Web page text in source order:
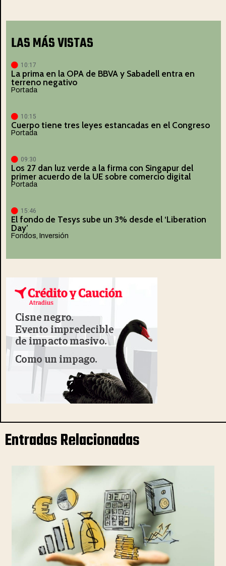
LAS MÁS VISTAS
10:17
La prima en la OPA de BBVA y Sabadell entra en
terreno negativo
Portada
10:15
Cuerpo tiene tres leyes estancadas en el Congreso
Portada
09:30
Los 27 dan luz verde a la firma con Singapur del
primer acuerdo de la UE sobre comercio digital
Portada
15:46
El fondo de Tesys sube un 3% desde el ‘Liberation
Day’
Fondos Inversión
Entradas Relacionadas